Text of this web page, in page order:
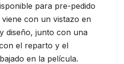
para pre-pedido
con un vistazo en
diseño, junto con una
el reparto y el
en la película.